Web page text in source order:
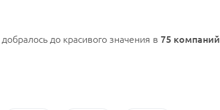
добралось до красивого значения в 75 компаний